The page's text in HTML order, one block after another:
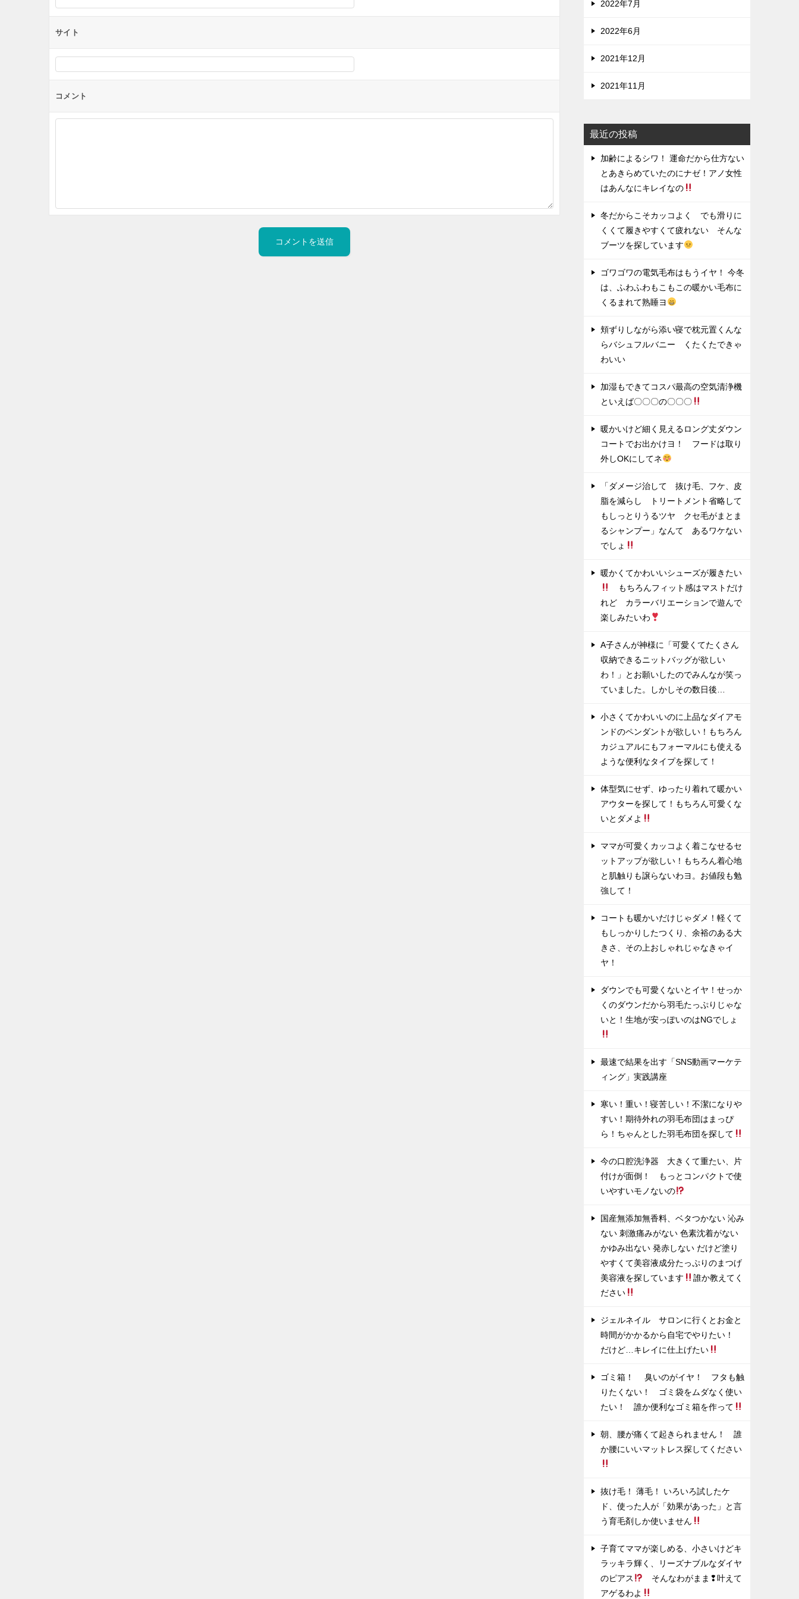
サイト
コメント
2022年7月
2022年6月
2021年12月
2021年11月
最近の投稿
加齢によるシワ！ 運命だから仕方ない
とあきらめていたのにナゼ！アノ女性
はあんなにキレイなの
冬だからこそカッコよく でも滑りに
くくて履きやすくて疲れない そんな
ブーツを探しています
ゴワゴワの電気毛布はもうイヤ！ 今冬
は、ふわふわもこもこの暖かい毛布に
くるまれて熟睡ヨ
頬ずりしながら添い寝で枕元置くんな
らバシュフルバニー くたくたできゃ
わいい
加湿もできてコスパ最高の空気清浄機
といえば〇〇〇の〇〇〇
暖かいけど細く見えるロング丈ダウン
コートでお出かけヨ！ フードは取り
外しOKにしてネ
「ダメージ治して 抜け毛、フケ、皮
脂を減らし トリートメント省略して
もしっとりうるツヤ クセ毛がまとま
るシャンプー」なんて あるワケない
でしょ
暖かくてかわいいシューズが履きたい
もちろんフィット感はマストだけ
れど カラーバリエーションで遊んで
楽しみたいわ
A子さんが神様に「可愛くてたくさん
収納できるニットバッグが欲しい
わ！」とお願いしたのでみんなが笑っ
ていました。しかしその数日後…
小さくてかわいいのに上品なダイアモ
ンドのペンダントが欲しい！もちろん
カジュアルにもフォーマルにも使える
ような便利なタイプを探して！
体型気にせず、ゆったり着れて暖かい
アウターを探して！もちろん可愛くな
いとダメよ
ママが可愛くカッコよく着こなせるセ
ットアップが欲しい！もちろん着心地
と肌触りも譲らないわヨ。お値段も勉
強して！
コートも暖かいだけじゃダメ！軽くて
もしっかりしたつくり、余裕のある大
きさ、その上おしゃれじゃなきゃイ
ヤ！
ダウンでも可愛くないとイヤ！せっか
くのダウンだから羽毛たっぷりじゃな
いと！生地が安っぽいのはNGでしょ
最速で結果を出す「SNS動画マーケテ
ィング」実践講座
寒い！重い！寝苦しい！不潔になりや
すい！期待外れの羽毛布団はまっぴ
ら！ちゃんとした羽毛布団を探して
今の口腔洗浄器 大きくて重たい、片
付けが面倒！ もっとコンパクトで使
いやすいモノないの
国産無添加無香料、ベタつかない 沁み
ない 刺激痛みがない 色素沈着がない
かゆみ出ない 発赤しない だけど塗り
やすくて美容液成分たっぷりのまつげ
美容液を探しています
誰か教えてく
ださい
ジェルネイル サロンに行くとお金と
時間がかかるから自宅でやりたい！
だけど…キレイに仕上げたい
ゴミ箱！ 臭いのがイヤ！ フタも触
りたくない！ ゴミ袋をムダなく使い
たい！ 誰か便利なゴミ箱を作って
朝、腰が痛くて起きられません！ 誰
か腰にいいマットレス探してください
抜け毛！ 薄毛！ いろいろ試したケ
ド、使った人が「効果があった」と言
う育毛剤しか使いません
子育てママが楽しめる、小さいけどキ
ラッキラ輝く、リーズナブルなダイヤ
のピアス
そんなわがまま❢叶えて
アゲるわよ